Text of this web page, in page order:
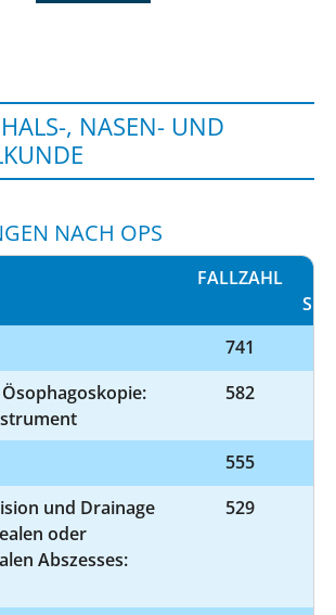
, NASEN- UND
NACH OPS
FALLZAHL
741
582
555
und Drainage
oder
Abszesses:
529